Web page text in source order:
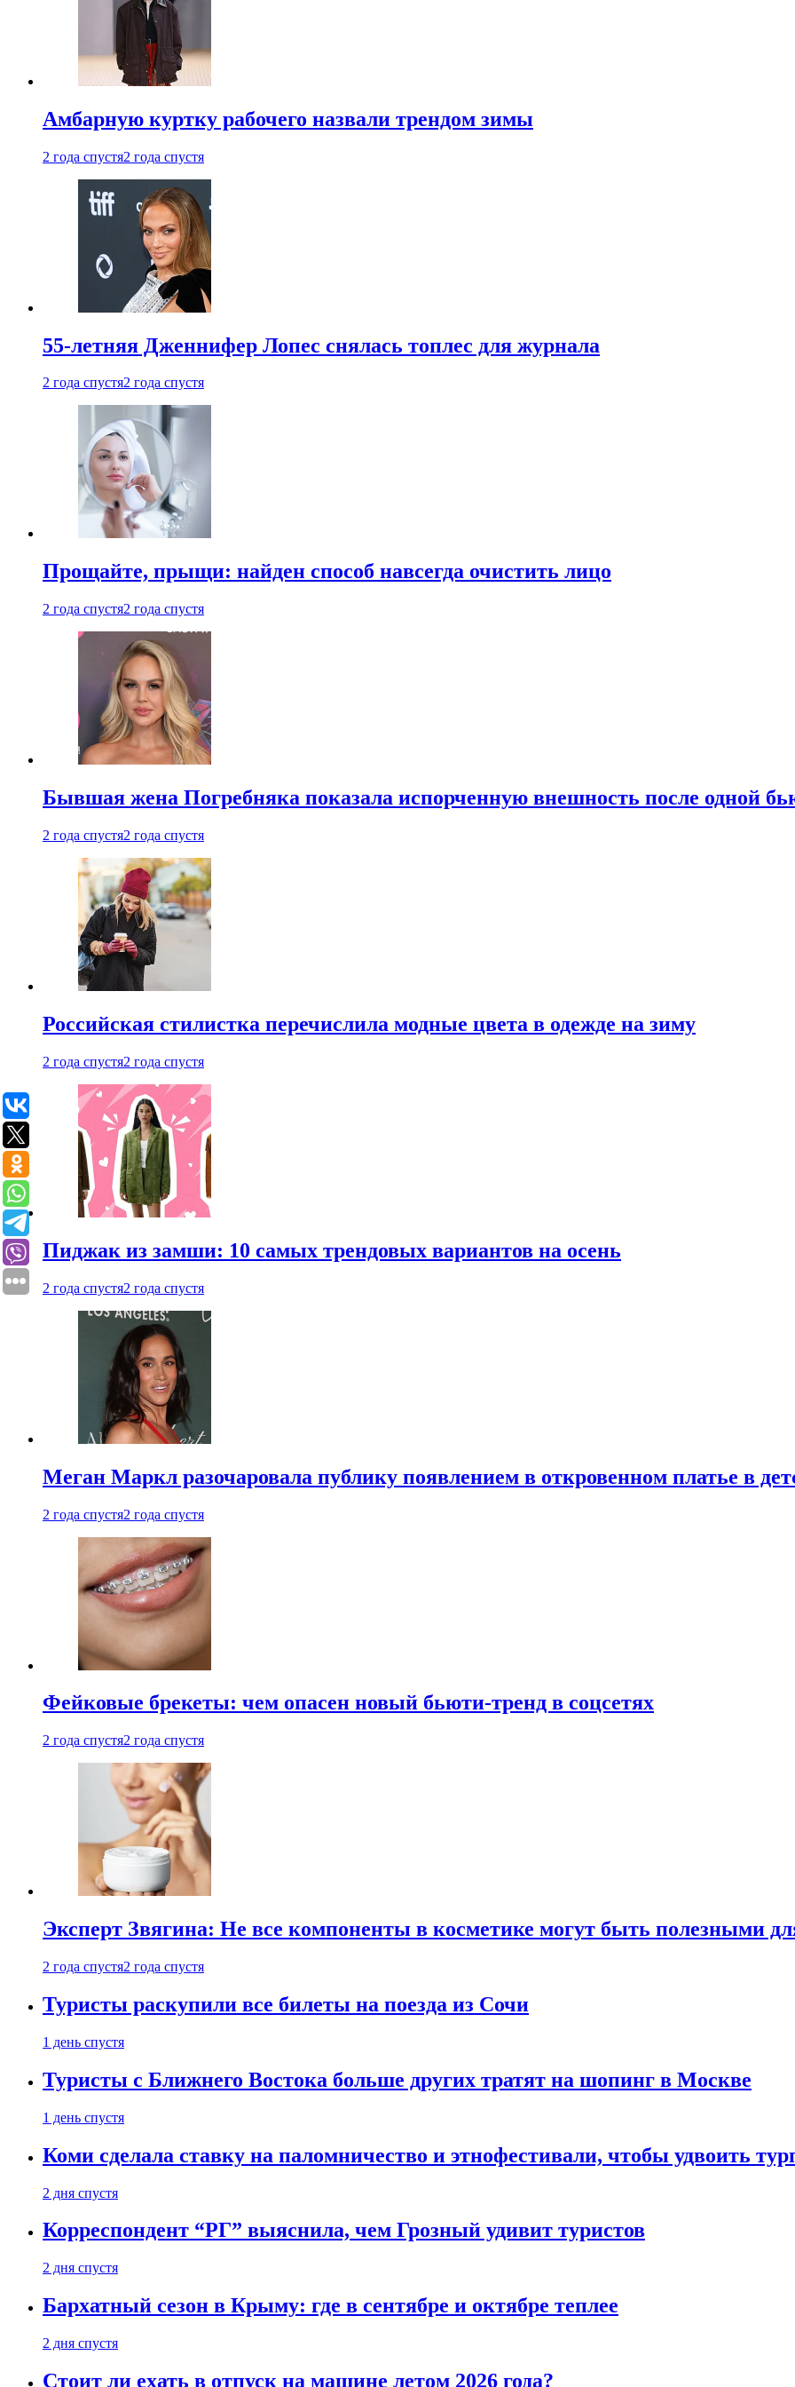
Амбарную куртку рабочего назвали трендом зимы
2 года спустя2 года спустя
55-летняя Дженнифер Лопес снялась топлес для журнала
2 года спустя2 года спустя
Прощайте, прыщи: найден способ навсегда очистить лицо
2 года спустя2 года спустя
Бывшая жена Погребняка показала испорченную внешность после одной
2 года спустя2 года спустя
Российская стилистка перечислила модные цвета в одежде на зиму
2 года спустя2 года спустя
Пиджак из замши: 10 самых трендовых вариантов на осень
2 года спустя2 года спустя
Меган Маркл разочаровала публику появлением в откровенном платье в
2 года спустя2 года спустя
Фейковые брекеты: чем опасен новый бьюти-тренд в соцсетях
2 года спустя2 года спустя
Эксперт Звягина: Не все компоненты в косметике могут быть полезными
2 года спустя2 года спустя
Туристы раскупили все билеты на поезда из Сочи
1 день спустя
Туристы с Ближнего Востока больше других тратят на шопинг в Москве
1 день спустя
Коми сделала ставку на паломничество и этнофестивали, чтобы удвоить
2 дня спустя
Корреспондент “РГ” выяснила, чем Грозный удивит туристов
2 дня спустя
Бархатный сезон в Крыму: где в сентябре и октябре теплее
2 дня спустя
Стоит ли ехать в отпуск на машине летом 2026 года?